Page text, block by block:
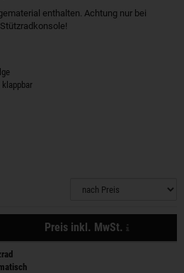
enthalten. Achtung nur bei
Preis inkl. MwSt.
Aktionen